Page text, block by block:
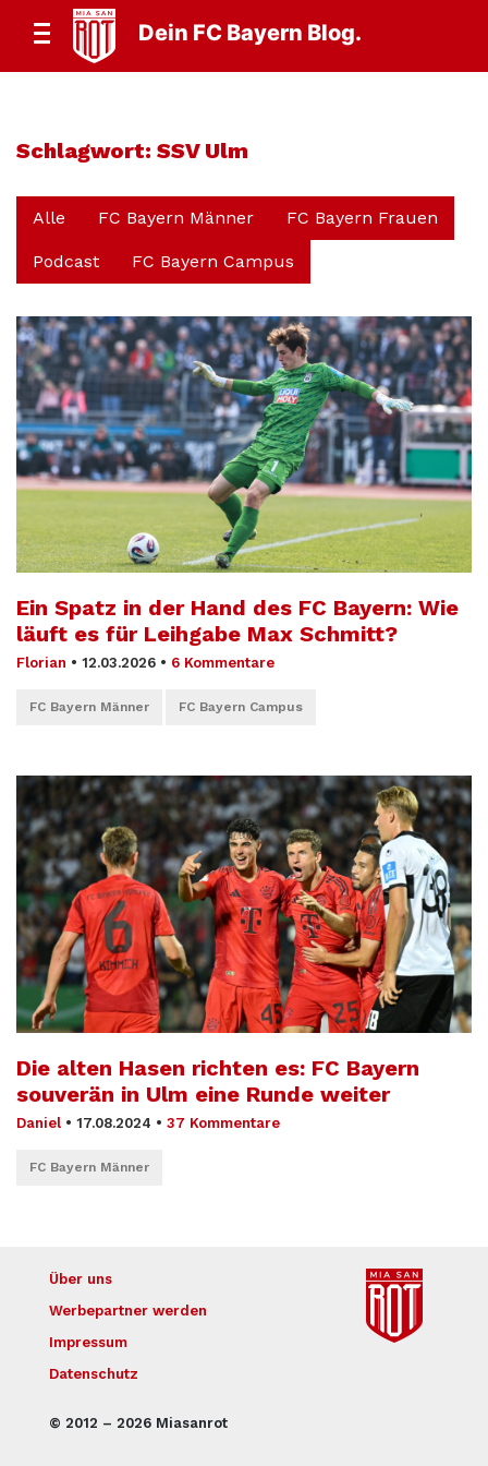
Dein FC Bayern Blog.
Schlagwort: SSV Ulm
Alle FC Bayern Männer FC Bayern Frauen
Podcast FC Bayern Campus
Ein Spatz in der Hand des FC Bayern: Wie
läuft es für Leihgabe Max Schmitt?
Florian • 12.03.2026 • 6 Kommentare
FC Bayern Männer FC Bayern Campus
Die alten Hasen richten es: FC Bayern
souverän in Ulm eine Runde weiter
Daniel • 17.08.2024 • 37 Kommentare
FC Bayern Männer
© 2012 – 2026 Miasanrot
Über uns
Werbepartner werden
Impressum
Datenschutz